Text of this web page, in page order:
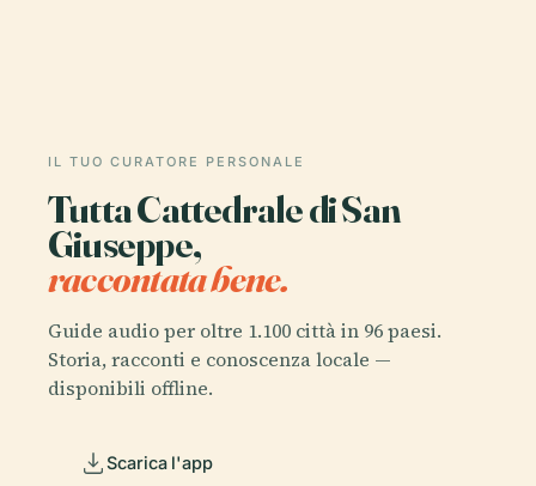
IL TUO CURATORE PERSONALE
Tutta Cattedrale di San
Giuseppe,
raccontata bene.
Guide audio per oltre 1.100 città in 96 paesi.
Storia, racconti e conoscenza locale —
disponibili offline.
Scarica l'app